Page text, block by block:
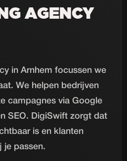
AGENCY
in Arnhem focussen we
We helpen bedrijven
campagnes via Google
SEO. DigiSwift zorgt dat
is en klanten
je passen.